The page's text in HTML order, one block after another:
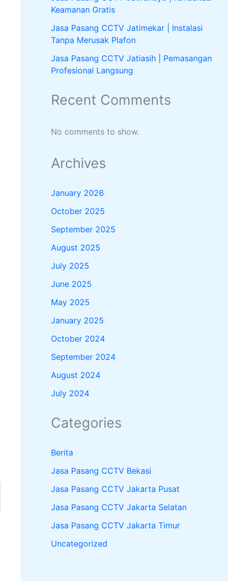
Keamanan Gratis
Jasa Pasang CCTV Jatimekar | Instalasi
Tanpa Merusak Plafon
Jasa Pasang CCTV Jatiasih | Pemasangan
Profesional Langsung
Recent Comments
No comments to show.
Archives
January 2026
October 2025
September 2025
August 2025
July 2025
June 2025
May 2025
January 2025
October 2024
September 2024
August 2024
July 2024
Categories
Berita
Jasa Pasang CCTV Bekasi
Jasa Pasang CCTV Jakarta Pusat
Jasa Pasang CCTV Jakarta Selatan
Jasa Pasang CCTV Jakarta Timur
Uncategorized